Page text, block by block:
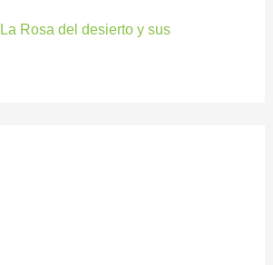
La Rosa del desierto y sus